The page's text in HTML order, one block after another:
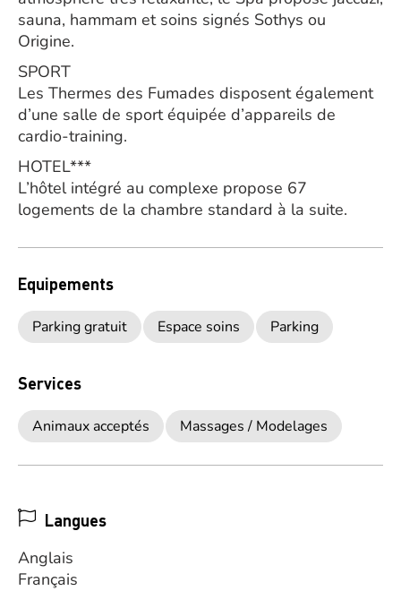
sauna, hammam et soins signés Sothys ou
Origine.
SPORT
Les Thermes des Fumades disposent également
d’une salle de sport équipée d’appareils de
cardio-training.
HOTEL***
L’hôtel intégré au complexe propose 67
logements de la chambre standard à la suite.
Equipements
Parking gratuit Espace soins Parking
Services
Animaux acceptés Massages / Modelages
Langues
Anglais
Français